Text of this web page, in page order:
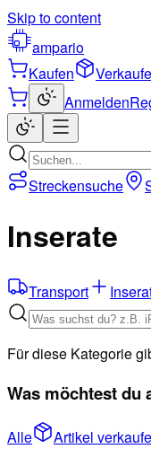
Skip to content
ampario
Kaufen
Anmelden
Streckensuche
Inserate
Transport
Für diese Kategorie
Was möchtest du
Alle Artikel